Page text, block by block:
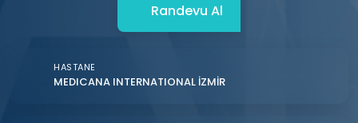
Randevu Al
HASTANE
MEDICANA INTERNATIONAL İZMİR